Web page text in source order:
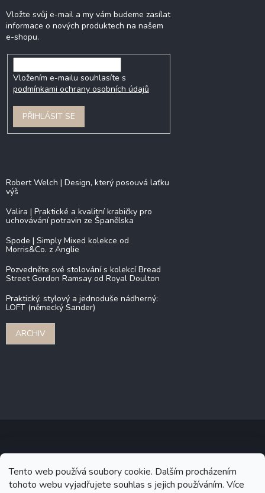
Tento web používá soubory cookie. Dalším procházením
tohoto webu vyjadřujete souhlas s jejich používáním. Více
Vložte svůj e-mail a my vám budeme zasílat
informace o nových produktech na našem
e-shopu.
Vložením e-mailu souhlasíte s
podmínkami ochrany osobních údajů
PŘIHLÁSIT SE
Robert Welch | Design, který posouvá laťku
výš
Valira | Praktické a kvalitní krabičky pro
uchovávání potravin ze Španělska
Spode | Simply Mixed kolekce od
Morris&Co. z Anglie
Pozvedněte své stolování s kolekcí Bread
Street Gordon Ramsay od Royal Doulton
Praktický, stylový a jednoduše nádherný:
LOFT (německý Sander)
ARCHIV
Copyright 2026 Stonebridge . Všechna práva vyhrazena. Upravit
nastavení cookies